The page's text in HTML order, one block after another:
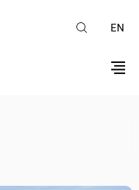
EN